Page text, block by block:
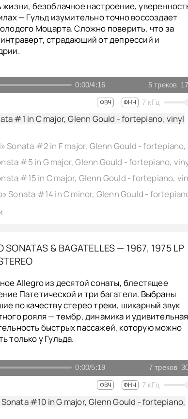
жизни, безоблачное настроение,
— Гульд изумительно точно воссоздает
Моцарта. Сложно поверить, что за
страдающий от депрессий и
0:00/4:16 5 треков
ФВЧ ФНЧ 7 кГц
#1 in С major, Glenn Gould - fortepiano, vinyl
SONATAS & BAGATELLES — 1967, 1975 LP
Allegro из деcятой сонаты, блестящее
Патетической и три багатели. Выбраны
по качеству стерео треки, шикарный звук
рояля — тембр, динамика и удивительная
быстрых пассажей, которую можно
только у Гульда.
0:00/5:19 7 треков
ФВЧ ФНЧ 7 кГц
#10 in G major, Glenn Gould - fortepiano,